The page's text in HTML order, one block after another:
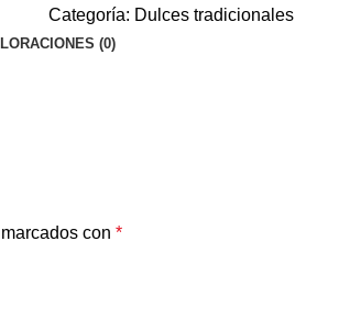
Categoría: Dulces tradicionales
(0)
con *